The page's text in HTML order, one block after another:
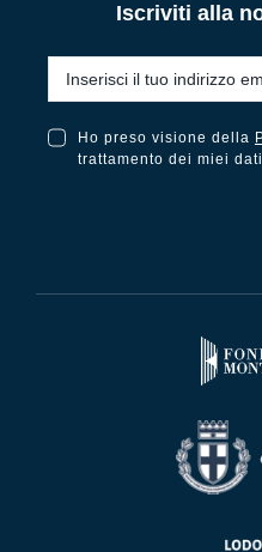
Iscriviti alla
Ho preso visione della
trattamento dei miei